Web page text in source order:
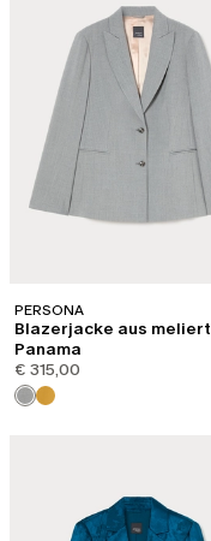
PERSONA
Blazerjacke aus
Panama
€ 315,00